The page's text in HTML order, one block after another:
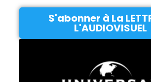
S'abonner à La
L'AUDIOVISUEL